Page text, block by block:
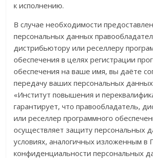
к исполнению.
В случае необходимости
персональных данных
дистрибьютору или реселлеру
обеспечения в целях регистрации
обеспечения на ваше имя, вы даёте
передачу ваших персональных
«Институт повышения и
гарантирует, что правообладатель,
или реселлер программного
осуществляет защиту персональных
условиях, аналогичных изложенным в
конфиденциальности персональных